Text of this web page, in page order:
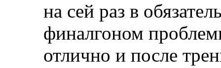
на сей раз в
финалгоном
отлично и после